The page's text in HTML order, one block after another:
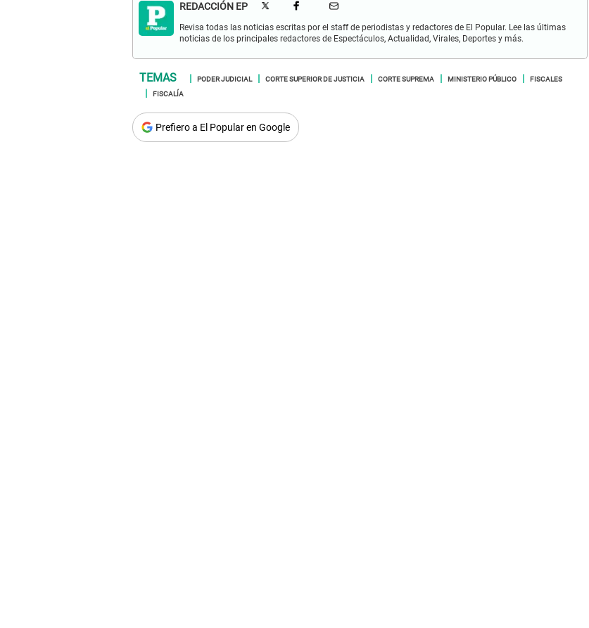
REDACCIÓN EP
Revisa todas las noticias escritas por el staff de periodistas y redactores de El Popular. Lee las últimas
noticias de los principales redactores de Espectáculos, Actualidad, Virales, Deportes y más.
PODER JUDICIAL CORTE SUPERIOR DE JUSTICIA CORTE SUPREMA MINISTERIO PÚBLICO
FISCALES
FISCALÍA
Prefiero a El Popular en Google